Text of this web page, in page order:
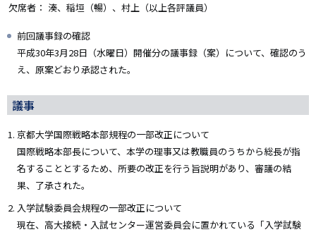
欠席者： 湊、稲垣（暢）、村上（以上各評議員）
前回議事録の確認
平成30年3月28日（水曜日）開催分の議事録（案）について、確認のう
え、原案どおり承認された。
議事
京都大学国際戦略本部規程の一部改正について
国際戦略本部長について、本学の理事又は教職員のうちから総長が指
名することとするため、所要の改正を行う旨説明があり、審議の結
果、了承された。
入学試験委員会規程の一部改正について
現在、高大接続・入試センター運営委員会に置かれている「入学試験